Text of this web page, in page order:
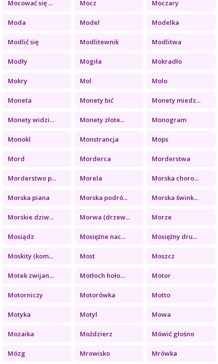
Mocować się ... Mocz Moczary
Moda Model Modelka
Modlić się Modlitewnik Modlitwa
Modły Mogiła Mokradło
Mokry Mol Molo
Moneta Monety bić Monety miedz...
Monety widzi... Monety złote... Monogram
Monokl Monstrancja Mops
Mord Morderca Morderstwa
Morderstwo p... Morela Morska choro...
Morska piana Morska podró... Morska śwink...
Morskie dziw... Morwa (drzew... Morze
Mosiądz Mosiężne nac... Mosiężny dru...
Moskity (kom... Most Moszcz
Motek zwijan... Motłoch hoło... Motor
Motorniczy Motorówka Motto
Motyka Motyl Mowa
Mozaika Moździerz Mówić głośno
Mózg Mrowisko Mrówka